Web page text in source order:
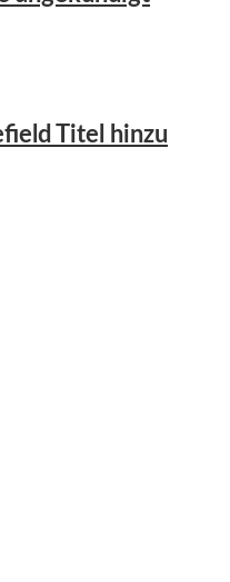
Titel hinzu